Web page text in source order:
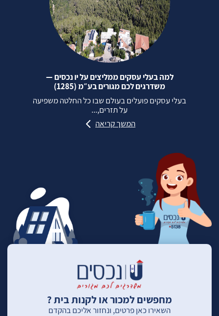
למה בעלי עסקים ממליצים על יו נכסים —
משדרגים לכם מגורים בע״מ (1285)
בעלי עסקים פועלים בעולם שבו כל החלטה משפיעה
על תזרים,...
המשך קריאה
מחפשים למכור או לקנות בית ?
השאירו כאן פרטים, ונחזור אליכם בהקדם